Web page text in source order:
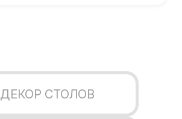
ДЕКОР СТОЛОВ